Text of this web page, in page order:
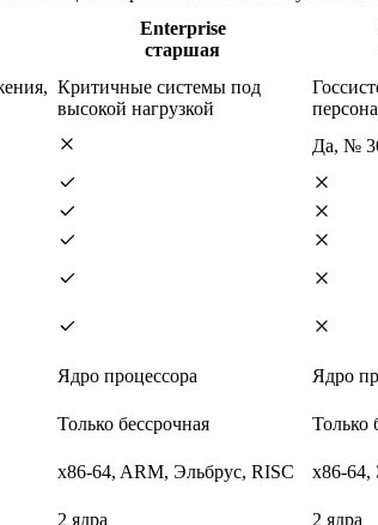
Enterprise
старшая
Критичные системы под
высокой нагрузкой
Да, №
Ядро процессора Ядро
Только бессрочная Только
x86-64, ARM, Эльбрус, RISC x86-64,
2 ядра 2 ядра